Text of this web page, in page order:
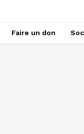
Faire un don